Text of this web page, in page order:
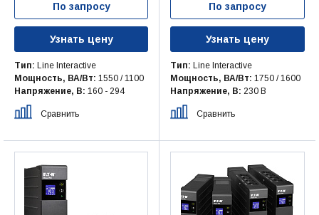
По запросу
Узнать цену
Тип: Line Interactive
Мощность, ВА/Вт: 1550 / 1100
Напряжение, В: 160 - 294
Сравнить
По запросу
Узнать цену
Тип: Line Interactive
Мощность, ВА/Вт: 1750 / 1600
Напряжение, В: 230 В
Сравнить